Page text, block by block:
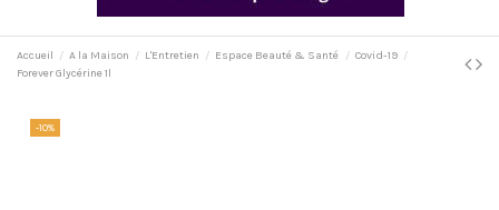
Accueil A la Maison L'Entretien Espace Beauté & Santé
Covid-19
Forever Glycérine 1l
-10%